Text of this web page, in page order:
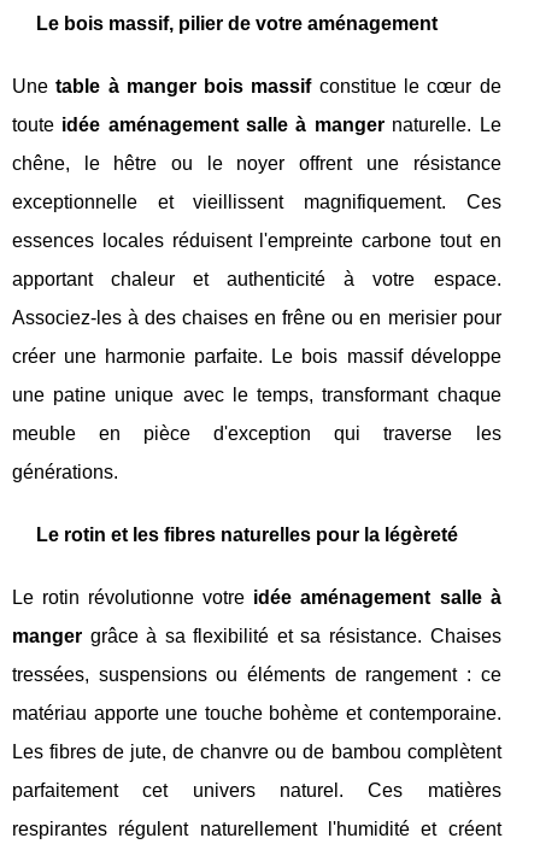
Le bois massif, pilier de votre aménagement
Unetable à manger bois massifconstitue le cœur de
toute idée aménagement salle à mangernaturelle. Le
chêne, le hêtre ou le noyer offrent une résistance
exceptionnelle et vieillissent magnifiquement. Ces
essences locales réduisent l'empreinte carbone tout en
apportant chaleur et authenticité à votre espace.
Associez-les à des chaises en frêne ou en merisier pour
créer une harmonie parfaite. Le bois massif développe
une patine unique avec le temps, transformant chaque
meuble en pièce d'exception qui traverse les
générations.
Le rotin et les fibres naturelles pour la légèreté
Le rotin révolutionne votre idée aménagement salle à
manger grâce à sa flexibilité et sa résistance. Chaises
tressées, suspensions ou éléments de rangement : ce
matériau apporte une touche bohème et contemporaine.
Les fibres de jute, de chanvre ou de bambou complètent
parfaitement cet univers naturel. Ces matières
respirantes régulent naturellement l'humidité et créent